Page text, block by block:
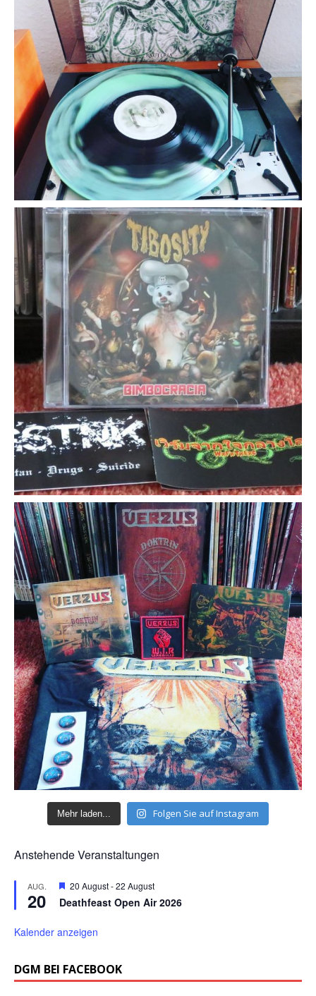
Mehr laden... Folgen Sie auf Instagram
Anstehende Veranstaltungen
AUG.
20
H
r
o
e
h
20 August-22 August
Deathfeast Open Air 2026
Kalender anzeigen
DGM BEI FACEBOOK